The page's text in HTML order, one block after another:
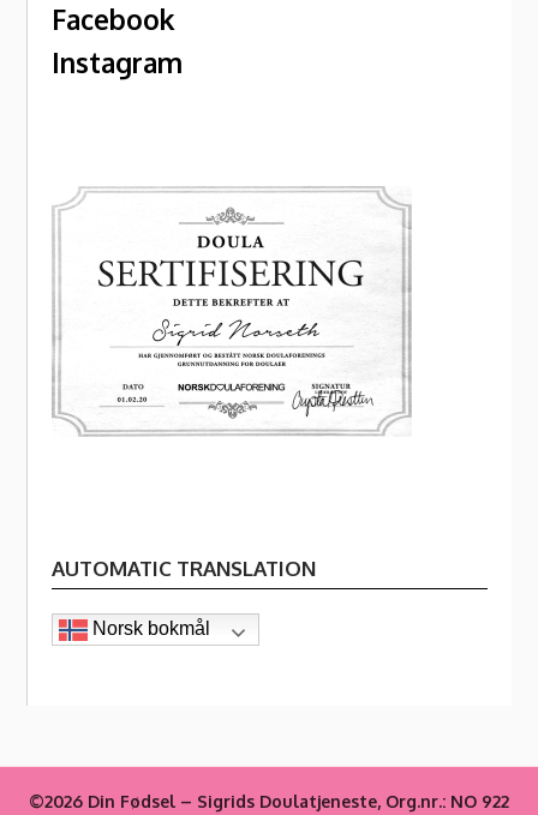
Facebook
Instagram
AUTOMATIC TRANSLATION
Norsk bokmål
©2026 Din Fødsel – Sigrids Doulatjeneste, Org.nr.: NO 922